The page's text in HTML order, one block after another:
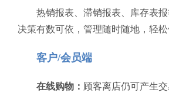
热销报表、滞销报表、库存表报
决策有数可依，管理随时随地，轻
客户/会员端
在线购物： 顾客离店仍可产生